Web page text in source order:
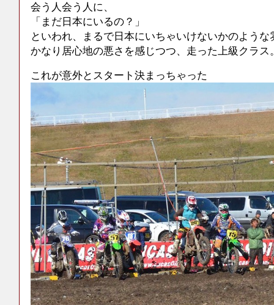
会う人会う人に、
「まだ日本にいるの？」
といわれ、まるで日本にいちゃいけないかのような
かなり居心地の悪さを感じつつ、走った上級クラス
これが意外とスタート決まっちゃった